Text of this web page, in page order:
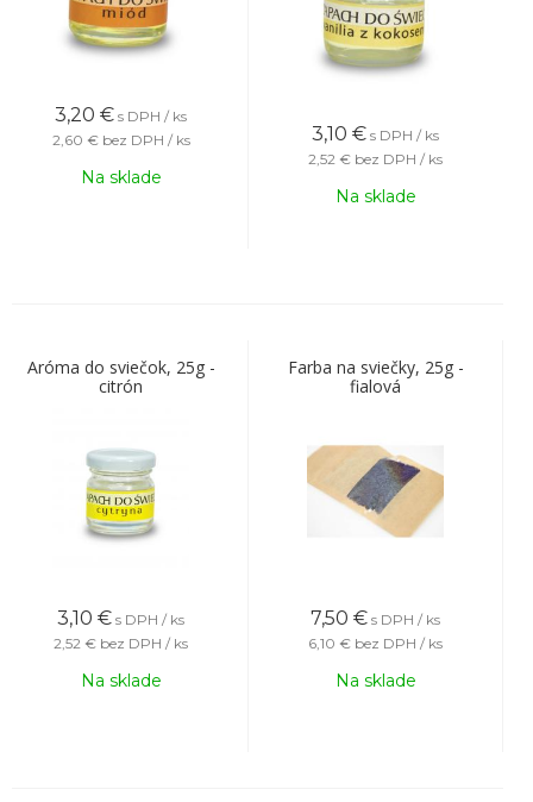
3,20 € s DPH / ks
2,60 € bez DPH / ks
Na sklade
3,10 € s DPH / ks
2,52 € bez DPH / ks
Na sklade
Aróma do sviečok, 25g -
citrón
3,10 € s DPH / ks
2,52 € bez DPH / ks
Na sklade
Farba na sviečky, 25g -
fialová
7,50 € s DPH / ks
6,10 € bez DPH / ks
Na sklade